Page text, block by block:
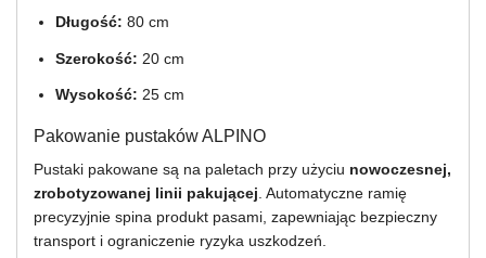
Długość: 80 cm
Szerokość: 20 cm
Wysokość: 25 cm
Pakowanie pustaków ALPINO
Pustaki pakowane są na paletach przy użyciu nowoczesnej,
zrobotyzowanej linii pakującej . Automatyczne ramię
precyzyjnie spina produkt pasami, zapewniając bezpieczny
transport i ograniczenie ryzyka uszkodzeń.